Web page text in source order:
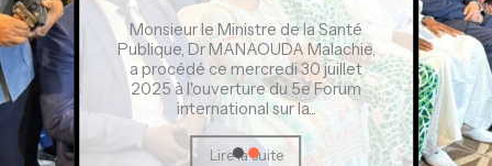
Monsieur le Ministre de la Santé
Publique, Dr MANAOUDA Malachie,
a procédé ce mercredi 30 juillet
2025 à l'ouverture du 5e Forum
international sur la...
Lire la suite